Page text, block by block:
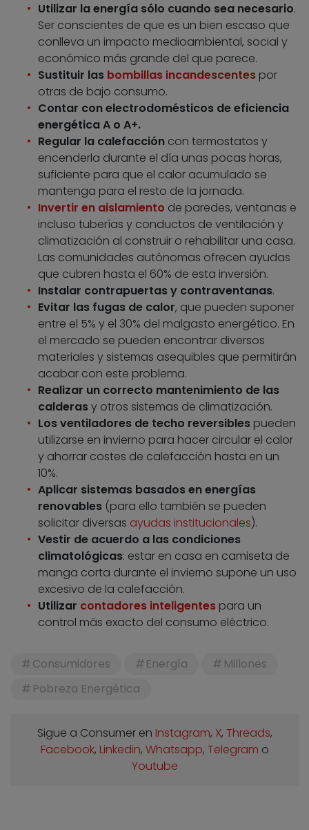
Utilizar la energía sólo cuando sea necesario.
Ser conscientes de que es un bien escaso que
conlleva un impacto medioambiental, social y
económico más grande del que parece.
Sustituir las bombillas incandescentes por
otras de bajo consumo.
Contar con electrodomésticos de eficiencia
energética A o A+.
Regular la calefacción con termostatos y
encenderla durante el día unas pocas horas,
suficiente para que el calor acumulado se
mantenga para el resto de la jornada.
Invertir en aislamiento de paredes, ventanas e
incluso tuberías y conductos de ventilación y
climatización al construir o rehabilitar una casa.
Las comunidades autónomas ofrecen ayudas
que cubren hasta el 60% de esta inversión.
Instalar contrapuertas y contraventanas.
Evitar las fugas de calor, que pueden suponer
entre el 5% y el 30% del malgasto energético. En
el mercado se pueden encontrar diversos
materiales y sistemas asequibles que permitirán
acabar con este problema.
Realizar un correcto mantenimiento de las
calderasy otros sistemas de climatización.
Los ventiladores de techo reversibles pueden
utilizarse en invierno para hacer circular el calor
y ahorrar costes de calefacción hasta en un
10%.
Aplicar sistemas basados en energías
renovables (para ello también se pueden
solicitar diversas ayudas institucionales).
Vestir de acuerdo a las condiciones
climatológicas: estar en casa en camiseta de
manga corta durante el invierno supone un uso
excesivo de la calefacción.
Utilizar contadores inteligentes para un
control más exacto del consumo eléctrico.
Consumidores Energía
Millones
Pobreza Energética
Sigue a Consumer en Instagram, X, Threads,
Facebook, Linkedin, Whatsapp, Telegram o
Youtube